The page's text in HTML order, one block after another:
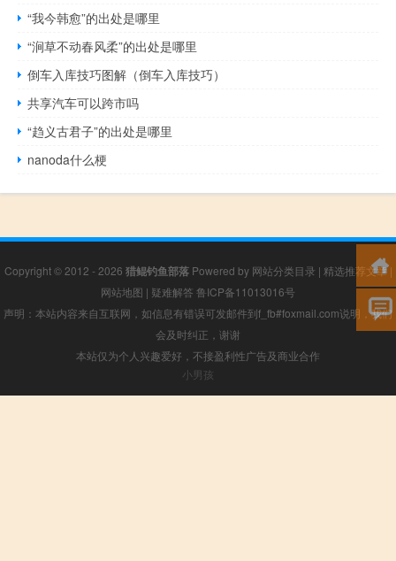
“我今韩愈”的出处是哪里
“涧草不动春风柔”的出处是哪里
倒车入库技巧图解（倒车入库技巧）
共享汽车可以跨市吗
“趋义古君子”的出处是哪里
nanoda什么梗
Copyright © 2012 - 2026 猎鲲钓鱼部落Powered by 网站分类目录 | 精选推荐文章|
网站地图 | 疑难解答 鲁ICP备11013016号
声明：本站内容来自互联网，如信息有错误可发邮件到f_fb#foxmail.com说明，我们
会及时纠正，谢谢
本站仅为个人兴趣爱好，不接盈利性广告及商业合作
小男孩